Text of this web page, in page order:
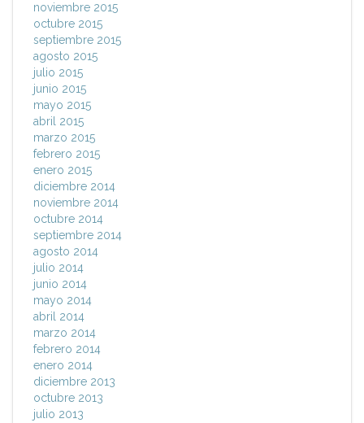
noviembre 2015
octubre 2015
septiembre 2015
agosto 2015
julio 2015
junio 2015
mayo 2015
abril 2015
marzo 2015
febrero 2015
enero 2015
diciembre 2014
noviembre 2014
octubre 2014
septiembre 2014
agosto 2014
julio 2014
junio 2014
mayo 2014
abril 2014
marzo 2014
febrero 2014
enero 2014
diciembre 2013
octubre 2013
julio 2013